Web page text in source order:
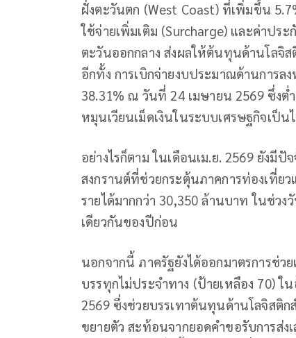
ฝั่งตะวันตก (West Coast) ที่เพิ่มขึ้น
ใช้จ่ายเพิ่มเติม (Surcharge) และค่าปร
ตะวันออกกลาง ส่งผลให้ต้นทุนด้านโลจิ
อีกทั้ง การเบิกจ่ายงบประมาณด้านการล
38.31% ณ วันที่ 24 เมษายน 2569 ซึ่งต่
หมุนเวียนเม็ดเงินในระบบเศรษฐกิจเป็น
อย่างไรก็ตาม ในเดือนเม.ย. 2569 ยังมี
สงกรานต์ที่ช่วยกระตุ้นภาคการท่องเที่ยว
รายได้มากกว่า 30,350 ล้านบาท ในช่ว
เดียวกันของปีก่อน
นอกจากนี้ ภาครัฐยังได้ออกมาตรการช่
บรรทุกไม่ประจำทาง (ป้ายเหลือง 70) ใ
2569 ซึ่งช่วยบรรเทาต้นทุนด้านโลจิสติ
ขยายตัว สะท้อนจากยอดคำขอรับการส่ง